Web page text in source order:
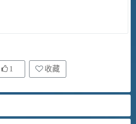
1 收藏